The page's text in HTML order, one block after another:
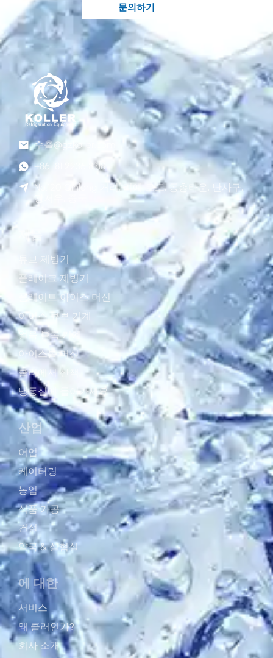
문의하기
수출@gzkoller.com
+86 181 2236 8318
No.120 Qinlong 거리, 리예 로드, 동총타운, 난사구,
광저우, 중국
제품
튜브 제빙기
플레이크 제빙기
플레이트 아이스 머신
아이스 큐브 기계
얼음 블록 기계
아이스볼 머신
쿨러에서 산책
냉동실에 들어가세요
산업
어업
케이터링
농업
식품 가공
건설
약국 & 실혐실
에 대한
서비스
왜 콜러인가?
회사 소개